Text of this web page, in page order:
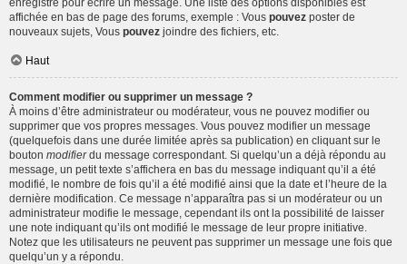
affichée en bas de page des forums, exemple : Vous pouvez poster de
nouveaux sujets, Vous pouvez joindre des fichiers, etc.
Haut
Comment modifier ou supprimer un message ?
À moins d’être administrateur ou modérateur, vous ne pouvez modifier ou
supprimer que vos propres messages. Vous pouvez modifier un message
(quelquefois dans une durée limitée après sa publication) en cliquant sur le
bouton modifierdu message correspondant. Si quelqu’un a déjà répondu au
message, un petit texte s’affichera en bas du message indiquant qu’il a été
modifié, le nombre de fois qu’il a été modifié ainsi que la date et l’heure de la
dernière modification. Ce message n’apparaîtra pas si un modérateur ou un
administrateur modifie le message, cependant ils ont la possibilité de laisser
une note indiquant qu’ils ont modifié le message de leur propre initiative.
Notez que les utilisateurs ne peuvent pas supprimer un message une fois que
quelqu’un y a répondu.